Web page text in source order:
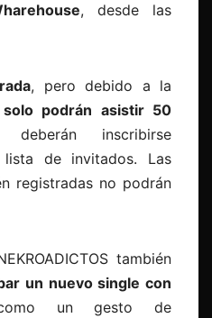
, desde las
, pero debido a la
solo podrán asistir 50
inscribirse
de invitados. Las
registradas no podrán
también
un nuevo single con
un gesto de